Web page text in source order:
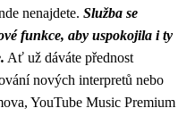
nenajdete. Služba se
funkce, aby uspokojila i ty
Ať už dáváte přednost
nových interpretů nebo
YouTube Music Premium